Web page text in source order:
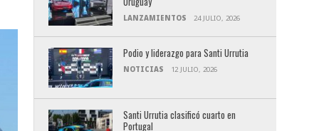
LANZAMIENTOS 24 JULIO, 2026
Podio y liderazgo para Santi Urrutia
NOTICIAS 12 JULIO, 2026
Santi Urrutia clasificó cuarto en
Portugal